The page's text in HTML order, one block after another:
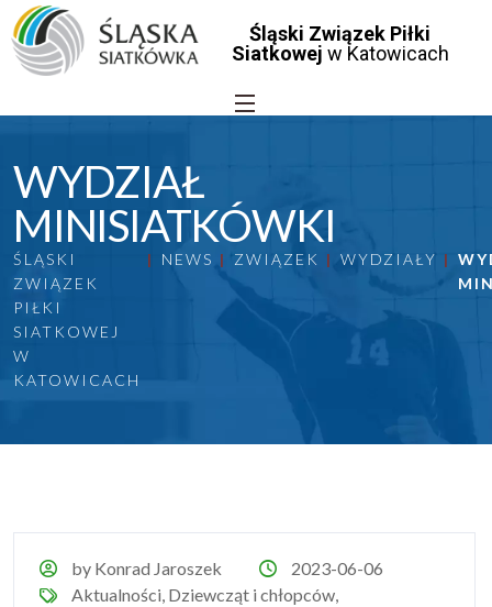
Śląski Związek Piłki
Siatkowej w Katowicach
WYDZIAŁ
MINISIATKÓWKI
ŚLĄSKI
ZWIĄZEK
PIŁKI
SIATKOWEJ
W
KATOWICACH
NEWS ZWIĄZEK WYDZIAŁY
by Konrad Jaroszek
2023-06-06
Aktualności, Dziewcząt i chłopców,